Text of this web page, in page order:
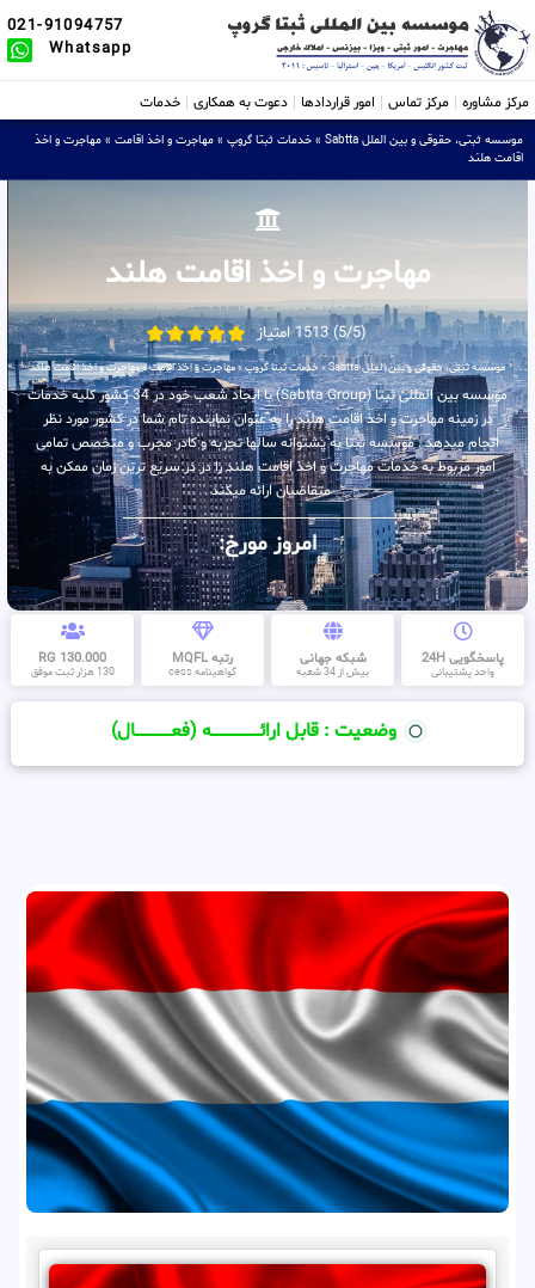
021-91094757
Whatsapp
مرکز مشاوره مرکز تماس امور قراردادها دعوت به همکاری خدمات
موسسه ثبتی، حقوقی و بین الملل Sabtta » خدمات ثبتا گروپ » مهاجرت و اخذ اقامت » مهاجرت و اخذ
اقامت هلند
مهاجرت و اخذ اقامت هلند
(5/5) 1513 امتیاز
موسسه ثبتی، حقوقی و بین الملل Sabtta » خدمات ثبتا گروپ»مهاجرت و اخذ اقامت»مهاجرت و اخذ اقامت هلند
موسسه بین المللی ثبتا (Sabtta Group) با ایجاد شعب خود در 34 کشور کلیه خدمات
در زمینه مهاجرت و اخذ اقامت هلند را به عنوان نماینده تام شما در کشور مورد نظر
انجام میدهد . موسسه ثبتا به پشتوانه سالها تجربه و کادر مجرب و متخصص تمامی
امور مربوط به خدمات مهاجرت و اخذ اقامت هلند را در در سریع ترین زمان ممکن به
متقاضیان ارائه میکند .
امروز مورخ:
پاسخگویی 24H
واحد پشتیبانی
شبکه جهانی
بیش از 34 شعبه
رتبه MQFL
گواهینامه cess
130.000 RG
130 هزار ثبت موفق
وضعیت : قابل ارائــــــــــــــــــــه (فعـــــــــــــــال)